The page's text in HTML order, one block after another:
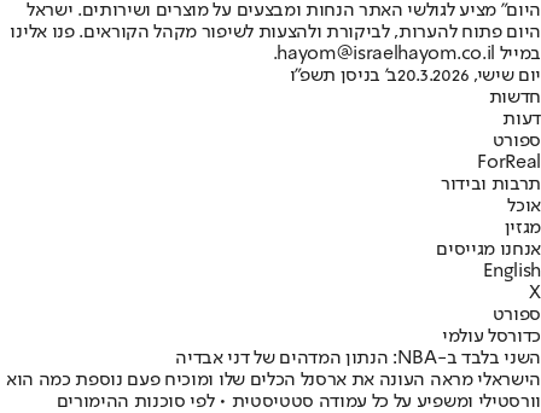
היום" מציע לגולשי האתר הנחות ומבצעים על מוצרים ושירותים. ישראל
היום פתוח להערות, לביקורת ולהצעות לשיפור מקהל הקוראים. פנו אלינו
במייל hayom@israelhayom.co.il.
יום שישי, 20.3.2026
ב' בניסן תשפ"ו
חדשות
דעות
ספורט
ForReal
תרבות ובידור
אוכל
מגזין
אנחנו מגייסים
English
X
ספורט
כדורסל עולמי
השני בלבד ב-NBA: הנתון המדהים של דני אבדיה
הישראלי מראה העונה את ארסנל הכלים שלו ומוכיח פעם נוספת כמה הוא
וורסטילי ומשפיע על כל עמודה סטטיסטית • לפי סוכנות ההימורים